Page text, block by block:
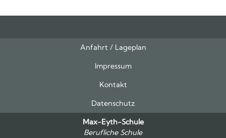
Anfahrt / Lageplan
Impressum
Kontakt
Datenschutz
Feedsoben
Max-Eyth-Schule
Berufliche Schule